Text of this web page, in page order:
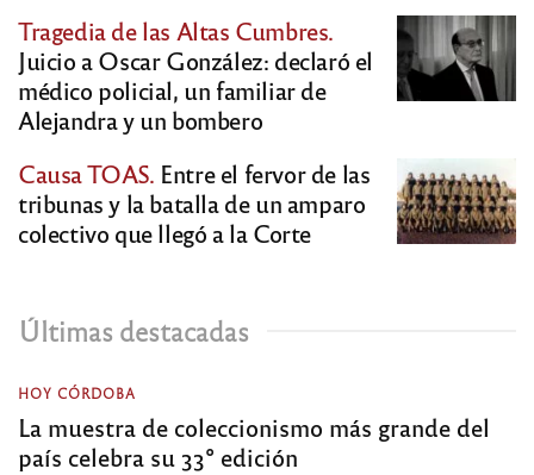
Tragedia de las Altas Cumbres.
Juicio a Oscar González: declaró el
médico policial, un familiar de
Alejandra y un bombero
Causa TOAS. Entre el fervor de las
tribunas y la batalla de un amparo
colectivo que llegó a la Corte
Últimas destacadas
HOY CÓRDOBA
La muestra de coleccionismo más grande del
país celebra su 33° edición